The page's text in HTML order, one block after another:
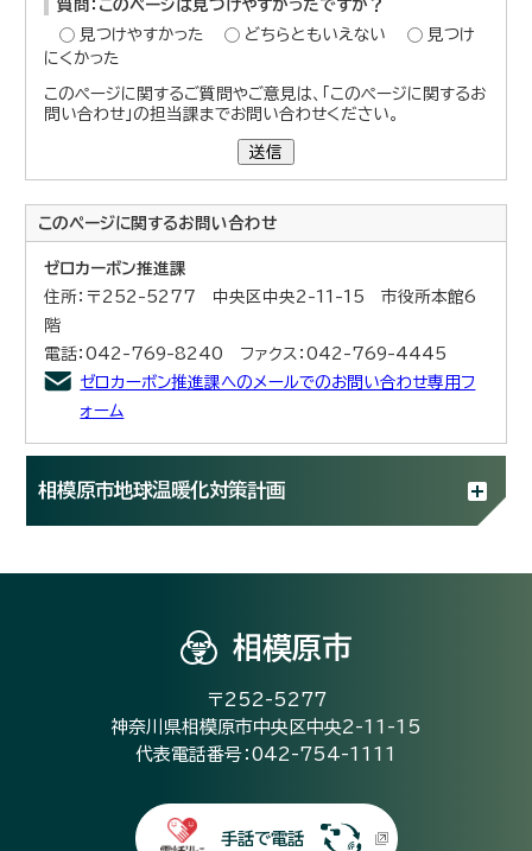
質問：このページは見つけやすかったですか？
見つけやすかった
どちらともいえない
見つけ
にくかった
このページに関するご質問やご意見は、「このページに関するお
問い合わせ」の担当課までお問い合わせください。
送信
このページに関するお問い合わせ
ゼロカーボン推進課
住所：〒252-5277 中央区中央2-11-15 市役所本館6
階
電話：042-769-8240 ファクス：042-769-4445
ゼロカーボン推進課へのメールでのお問い合わせ専用フ
ォーム
相模原市地球温暖化対策計画
相模原市
〒252-5277
神奈川県相模原市中央区中央2-11-15
代表電話番号：042-754-1111
手話で電話